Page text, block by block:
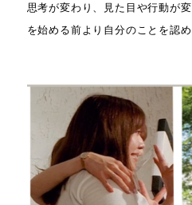
思考が変わり、見た目や行動が
を始める前より自分のことを認